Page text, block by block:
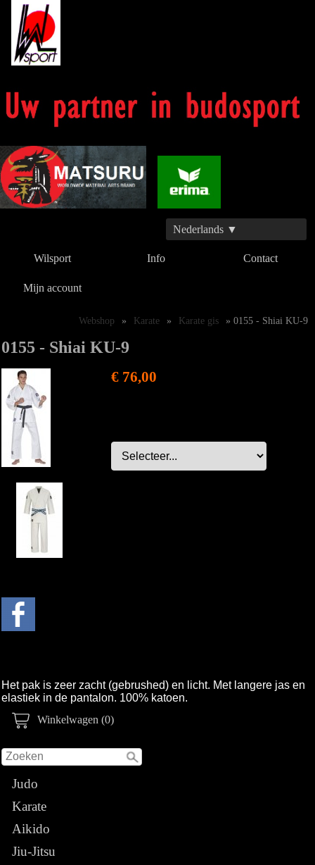
Nederlands ▼
Wilsport Info Contact
Mijn account
Winkelwagen (0)
Judo
Karate
Aikido
Jiu-Jitsu
Webshop » Karate » Karate gis » 0155 - Shiai KU-9
0155 - Shiai KU-9
€ 76,00
Het pak is zeer zacht (gebrushed) en licht. Met langere jas en
elastiek in de pantalon. 100% katoen.